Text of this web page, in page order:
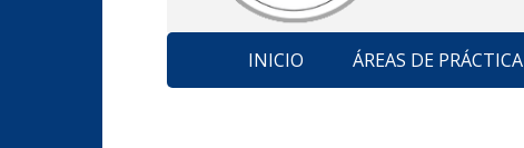
INICIO ÁREAS DE PRÁCTICA